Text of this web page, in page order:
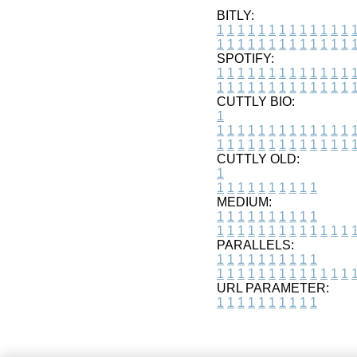
BITLY:
1 1 1 1 1 1 1 1 1 1 1 1 1 1
1 1 1 1 1 1 1 1 1 1 1 1 1 1
SPOTIFY:
1 1 1 1 1 1 1 1 1 1 1 1 1 1
1 1 1 1 1 1 1 1 1 1 1 1 1 1
CUTTLY BIO:
1
1 1 1 1 1 1 1 1 1 1 1 1 1 1
1 1 1 1 1 1 1 1 1 1 1 1 1 1
CUTTLY OLD:
1
1 1 1 1 1 1 1 1 1 1
MEDIUM:
1 1 1 1 1 1 1 1 1 1
1 1 1 1 1 1 1 1 1 1 1 1 1 1
PARALLELS:
1 1 1 1 1 1 1 1 1 1
1 1 1 1 1 1 1 1 1 1 1 1 1 1
URL PARAMETER:
1 1 1 1 1 1 1 1 1 1